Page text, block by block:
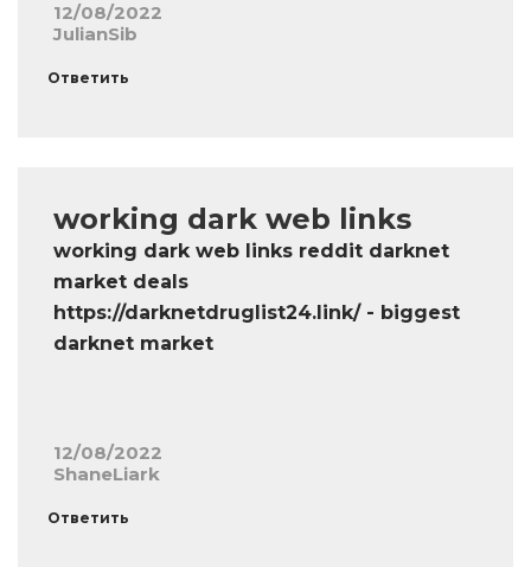
12/08/2022
JulianSib
Ответить
working dark web links
working dark web links reddit darknet
market deals
https://darknetdruglist24.link/ - biggest
darknet market
12/08/2022
ShaneLiark
Ответить